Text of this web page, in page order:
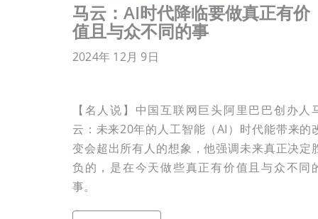
马云：AI时代降临要做真正有价
值且与众不同的事
2024年 12月 9日
【名人说】中国互联网巨头阿里巴巴创办人
云：未来20年的人工智能（AI）时代能带来的
变会超出所有人的想象，他强调未来真正决定
负的，是在今天做些真正有价值且与众不同
事。